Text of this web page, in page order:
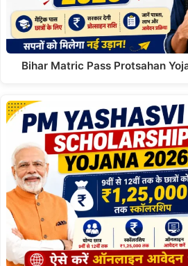
Bihar Matric Pass Protsahan